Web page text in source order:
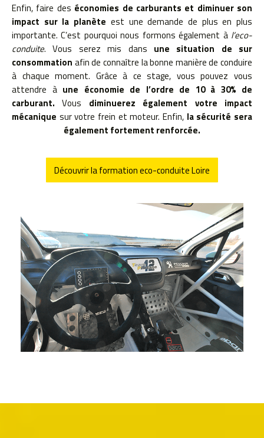
Enfin, faire des économies de carburants et diminuer son
impact sur la planète est une demande de plus en plus
importante. C’est pourquoi nous formons également à l’eco-
conduite. Vous serez mis dans une situation de sur
consommation afin de connaître la bonne manière de conduire
à chaque moment. Grâce à ce stage, vous pouvez vous
attendre à une économie de l’ordre de 10 à 30% de
carburant. Vous diminuerez également votre impact
mécanique sur votre frein et moteur. Enfin, la sécurité sera
également fortement renforcée.
Découvrir la formation eco-conduite Loire